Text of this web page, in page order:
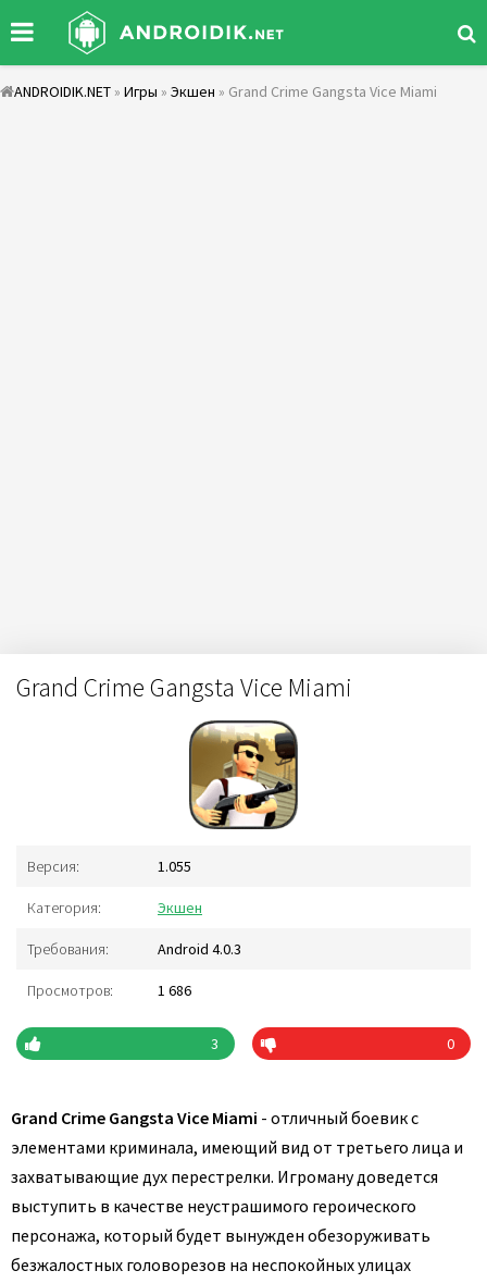
ANDROIDIK.NET » Игры » Экшен » Grand Crime Gangsta Vice Miami
Grand Crime Gangsta Vice Miami
Версия: 1.055
Категория: Экшен
Требования: Android 4.0.3
Просмотров: 1 686
3 0
Grand Crime Gangsta Vice Miami - отличный боевик с
элементами криминала, имеющий вид от третьего лица и
захватывающие дух перестрелки. Игроману доведется
выступить в качестве неустрашимого героического
персонажа, который будет вынужден обезоруживать
безжалостных головорезов на неспокойных улицах